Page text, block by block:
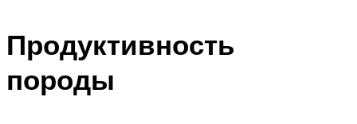
Продуктивность
породы